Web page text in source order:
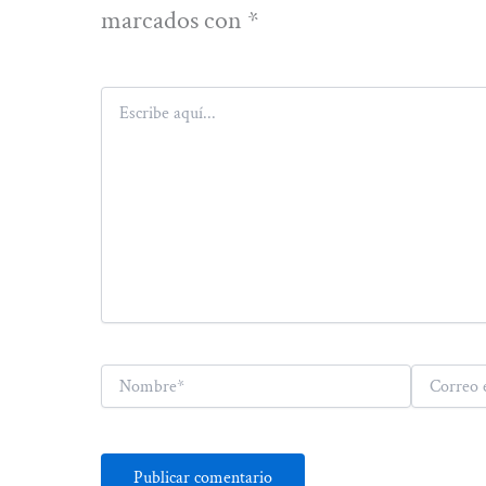
marcados con *
Escribe
aquí...
electrónico*